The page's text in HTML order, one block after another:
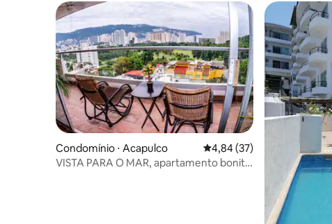
Condomínio ⋅ Acapulco 4,84 de uma avaliação
4,84 (37)
VISTA PARA O MAR, apartamento bonito